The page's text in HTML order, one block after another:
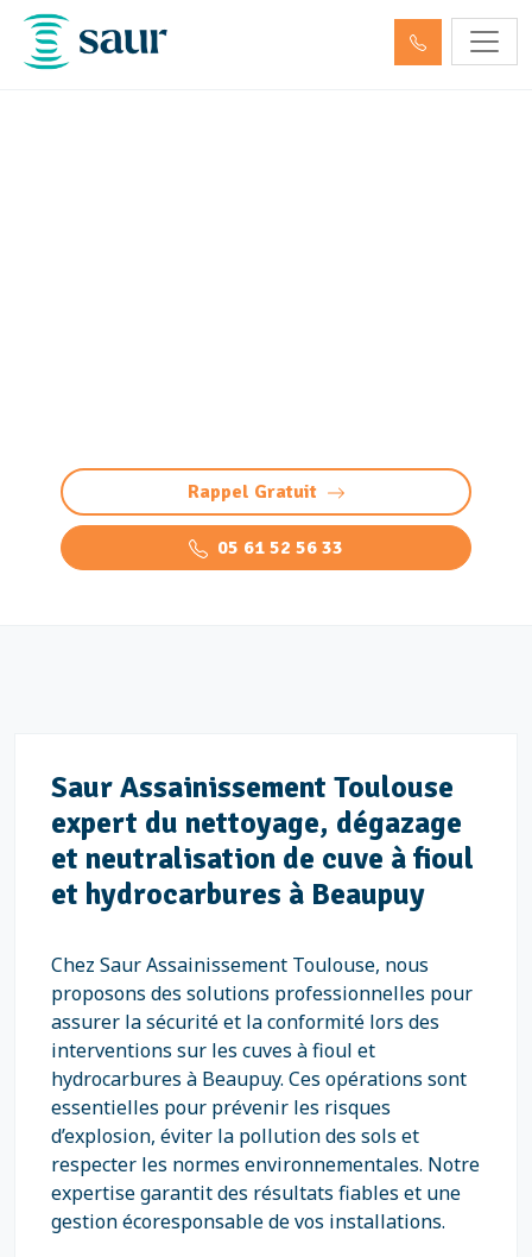
Rappel Gratuit
05 61 52 56 33
Saur Assainissement Toulouse
expert du nettoyage, dégazage
et neutralisation de cuve à fioul
et hydrocarbures à Beaupuy
Chez Saur Assainissement Toulouse, nous
proposons des solutions professionnelles pour
assurer la sécurité et la conformité lors des
interventions sur les cuves à fioul et
hydrocarbures à Beaupuy. Ces opérations sont
essentielles pour prévenir les risques
d’explosion, éviter la pollution des sols et
respecter les normes environnementales. Notre
expertise garantit des résultats fiables et une
gestion écoresponsable de vos installations.